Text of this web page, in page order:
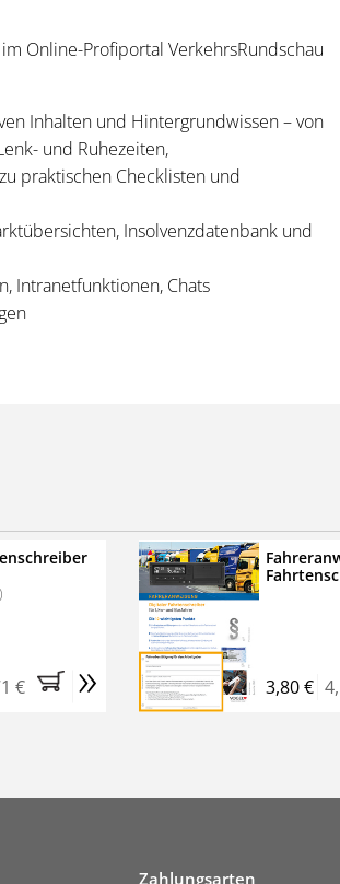
Online-Profiportal VerkehrsRundschau
Inhalten und Hintergrundwissen – von
und Ruhezeiten,
praktischen Checklisten und
Insolvenzdatenbank und
Intranetfunktionen, Chats
im Kennenlern-Abo für zwei
und Versandkosten).Nach 2 Monaten
endet automatisch, es
€ » 3,80 €
Zahlungsarten